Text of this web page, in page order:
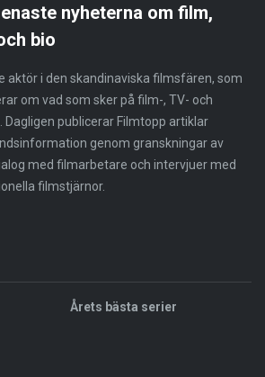
nyheterna om film,
bio
aktör i den skandinaviska filmsfären, som
om vad som sker på film-, TV- och
publicerar Filmtopp artiklar
genom granskningar av
med filmarbetare och intervjuer med
filmstjärnor.
Årets bästa serier